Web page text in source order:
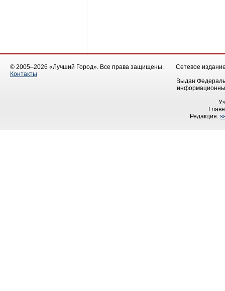
© 2005–2026 «Лучший Город». Все права защищены.
Контакты
Сетевое
Выдан
Редакция: